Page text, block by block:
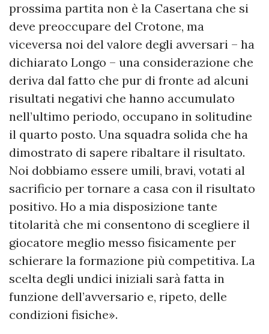
prossima partita non è la Casertana che si
deve preoccupare del Crotone, ma
viceversa noi del valore degli avversari – ha
dichiarato Longo – una considerazione che
deriva dal fatto che pur di fronte ad alcuni
risultati negativi che hanno accumulato
nell’ultimo periodo, occupano in solitudine
il quarto posto. Una squadra solida che ha
dimostrato di sapere ribaltare il risultato.
Noi dobbiamo essere umili, bravi, votati al
sacrificio per tornare a casa con il risultato
positivo. Ho a mia disposizione tante
titolarità che mi consentono di scegliere il
giocatore meglio messo fisicamente per
schierare la formazione più competitiva. La
scelta degli undici iniziali sarà fatta in
funzione dell’avversario e, ripeto, delle
condizioni fisiche».